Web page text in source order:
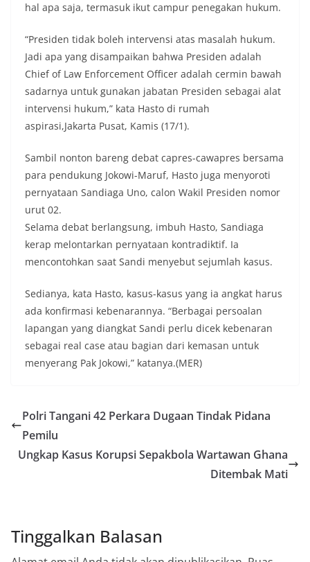
hal apa saja, termasuk ikut campur penegakan hukum.
“Presiden tidak boleh intervensi atas masalah hukum.
Jadi apa yang disampaikan bahwa Presiden adalah
Chief of Law Enforcement Officer adalah cermin bawah
sadarnya untuk gunakan jabatan Presiden sebagai alat
intervensi hukum,” kata Hasto di rumah
aspirasi,Jakarta Pusat, Kamis (17/1).
Sambil nonton bareng debat capres-cawapres bersama
para pendukung Jokowi-Maruf, Hasto juga menyoroti
pernyataan Sandiaga Uno, calon Wakil Presiden nomor
urut 02.
Selama debat berlangsung, imbuh Hasto, Sandiaga
kerap melontarkan pernyataan kontradiktif. Ia
mencontohkan saat Sandi menyebut sejumlah kasus.
Sedianya, kata Hasto, kasus-kasus yang ia angkat harus
ada konfirmasi kebenarannya. “Berbagai persoalan
lapangan yang diangkat Sandi perlu dicek kebenaran
sebagai real case atau bagian dari kemasan untuk
menyerang Pak Jokowi,” katanya.(MER)
Polri Tangani 42 Perkara Dugaan Tindak Pidana
Pemilu
Ungkap Kasus Korupsi Sepakbola Wartawan Ghana
Ditembak Mati
Tinggalkan Balasan